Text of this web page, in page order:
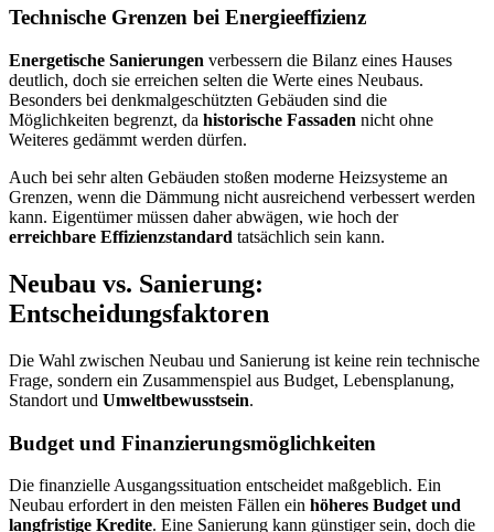
Technische Grenzen bei Energieeffizienz
Energetische Sanierungen verbessern die Bilanz eines Hauses
deutlich, doch sie erreichen selten die Werte eines Neubaus.
Besonders bei denkmalgeschützten Gebäuden sind die
Möglichkeiten begrenzt, da historische Fassaden nicht ohne
Weiteres gedämmt werden dürfen.
Auch bei sehr alten Gebäuden stoßen moderne Heizsysteme an
Grenzen, wenn die Dämmung nicht ausreichend verbessert werden
kann. Eigentümer müssen daher abwägen, wie hoch der
erreichbare Effizienzstandard tatsächlich sein kann.
Neubau vs. Sanierung:
Entscheidungsfaktoren
Die Wahl zwischen Neubau und Sanierung ist keine rein technische
Frage, sondern ein Zusammenspiel aus Budget, Lebensplanung,
Standort und Umweltbewusstsein.
Budget und Finanzierungsmöglichkeiten
Die finanzielle Ausgangssituation entscheidet maßgeblich. Ein
Neubau erfordert in den meisten Fällen ein höheres Budget und
langfristige Kredite. Eine Sanierung kann günstiger sein, doch die